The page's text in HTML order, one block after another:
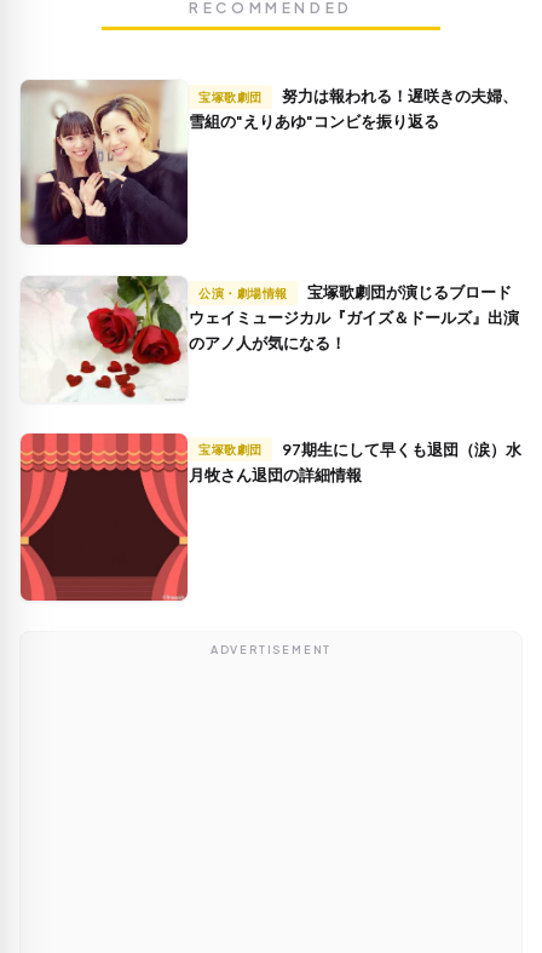
RECOMMENDED
宝塚歌劇団
雪組の"えりあゆ"コンビを振り返る
公演・劇場情報
ウェイミュージカル『ガイズ＆ドールズ』出演
のアノ人が気になる！
宝塚歌劇団
月牧さん退団の詳細情報
ADVERTISEMENT